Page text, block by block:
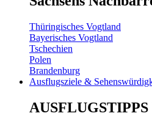
Thüringisches Vogtland
Bayerisches Vogtland
Tschechien
Polen
Brandenburg
Ausflugsziele &